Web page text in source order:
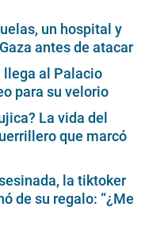
un hospital y
antes de atacar
llega al Palacio
para su velorio
La vida del
que marcó
la tiktoker
de su regalo: “¿Me